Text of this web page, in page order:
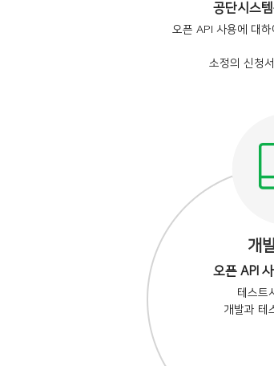
공단시스
오픈 API 사용에 대
소정의 신청
개
오픈 API
테스트
개발과 테